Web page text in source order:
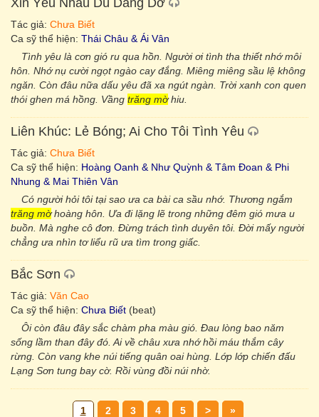
Xin Yêu Nhau Dù Dang Dỡ
Tác giả: Chưa Biết
Ca sỹ thể hiện: Thái Châu & Ái Vân
Tình yêu là cơn gió ru qua hồn. Người ơi tình tha thiết nhớ môi
hôn. Nhớ nụ cười ngọt ngào cay đắng. Miêng miêng sầu lệ không
ngăn. Còn đâu nữa dấu yêu đã xa ngút ngàn. Trời xanh con quen
thói ghen má hồng. Vầng trăng mờhiu.
Liên Khúc: Lẻ Bóng; Ai Cho Tôi Tình Yêu
Tác giả: Chưa Biết
Ca sỹ thể hiện: Hoàng Oanh & Như Quỳnh & Tâm Đoan & Phi
Nhung & Mai Thiên Vân
Có người hỏi tôi tại sao ưa ca bài ca sầu nhớ. Thương ngắm
trăng mờhoàng hôn. Ưa đi lặng lẽ trong những đêm gió mưa u
buồn. Mà nghe cô đơn. Đừng trách tình duyên tôi. Đời mấy người
chẳng ưa nhìn tơ liểu rũ ưa tìm trong giấc.
Bắc Sơn
Tác giả: Văn Cao
Ca sỹ thể hiện: Chưa Biết (beat)
Ôi còn đâu đây sắc chàm pha màu gió. Ðau lòng bao năm
sống lầm than đây đó. Ai về châu xưa nhớ hồi máu thắm cây
rừng. Còn vang khe núi tiếng quân oai hùng. Lớp lớp chiến đấu
Lạng Sơn tung bay cờ. Rồi vùng đồi núi nhờ.
1 2 3 4 5 > »